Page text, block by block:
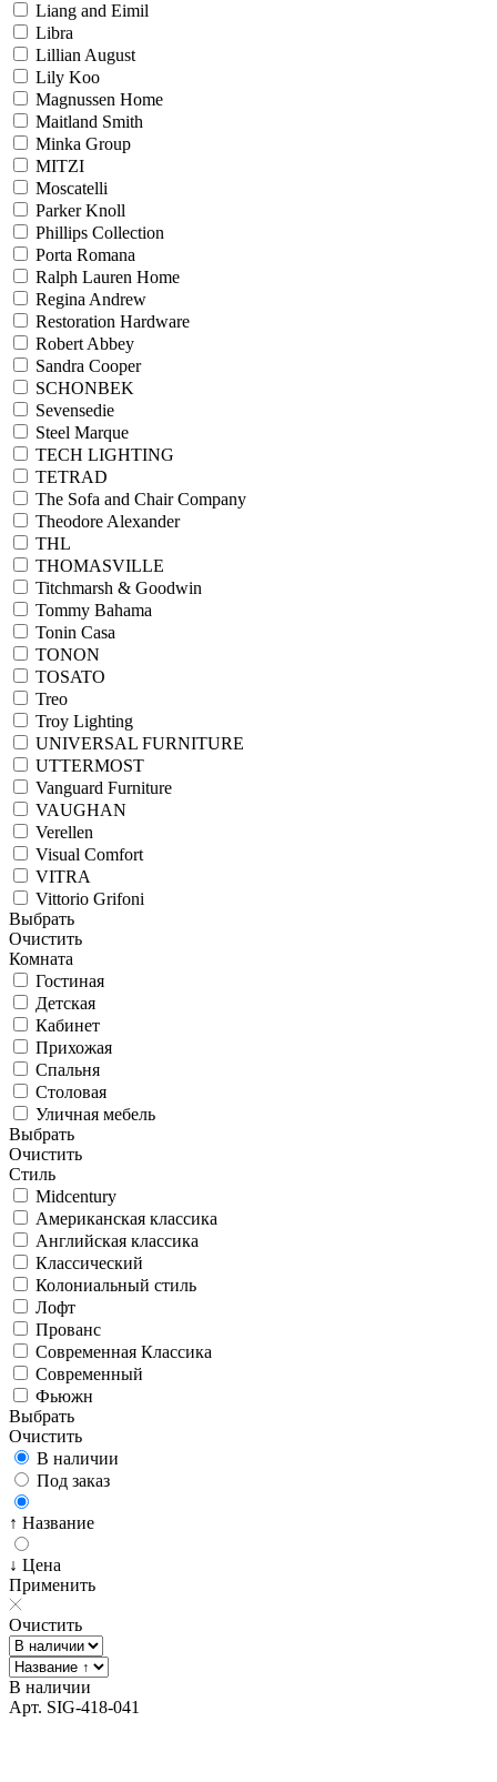
Liang and Eimil
Libra
Lillian August
Lily Koo
Magnussen Home
Maitland Smith
Minka Group
MITZI
Moscatelli
Parker Knoll
Phillips Collection
Porta Romana
Ralph Lauren Home
Regina Andrew
Restoration Hardware
Robert Abbey
Sandra Cooper
SCHONBEK
Sevensedie
Steel Marque
TECH LIGHTING
TETRAD
The Sofa and Chair Company
Theodore Alexander
THL
THOMASVILLE
Titchmarsh & Goodwin
Tommy Bahama
Tonin Casa
TONON
TOSATO
Treo
Troy Lighting
UNIVERSAL FURNITURE
UTTERMOST
Vanguard Furniture
VAUGHAN
Verellen
Visual Comfort
VITRA
Vittorio Grifoni
Выбрать
Очистить
Комната
Гостиная
Детская
Кабинет
Прихожая
Спальня
Столовая
Уличная мебель
Выбрать
Очистить
Стиль
Midcentury
Американская классика
Английская классика
Классический
Колониальный стиль
Лофт
Прованс
Современная Классика
Современный
Фьюжн
Выбрать
Очистить
В наличии
Под заказ
↑ Название
↓ Цена
Применить
Очистить
В наличии
Арт. SIG-418-041